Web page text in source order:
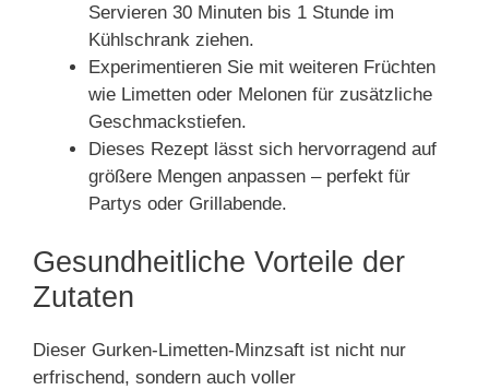
Servieren 30 Minuten bis 1 Stunde im
Kühlschrank ziehen.
Experimentieren Sie mit weiteren Früchten
wie Limetten oder Melonen für zusätzliche
Geschmackstiefen.
Dieses Rezept lässt sich hervorragend auf
größere Mengen anpassen – perfekt für
Partys oder Grillabende.
Gesundheitliche Vorteile der
Zutaten
Dieser Gurken-Limetten-Minzsaft ist nicht nur
erfrischend, sondern auch voller